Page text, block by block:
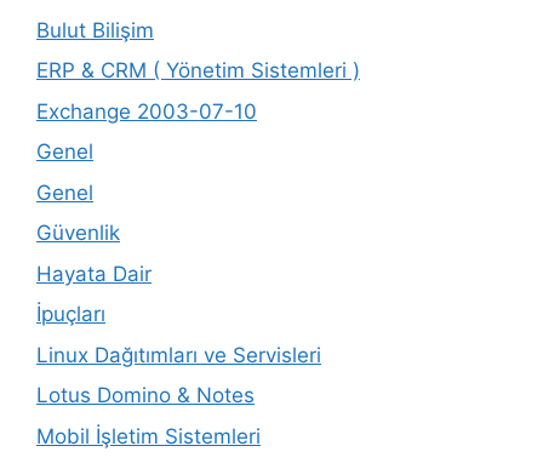
Bulut Bilişim
ERP & CRM ( Yönetim Sistemleri )
Exchange 2003-07-10
Genel
Genel
Güvenlik
Hayata Dair
İpuçları
Linux Dağıtımları ve Servisleri
Lotus Domino & Notes
Mobil İşletim Sistemleri